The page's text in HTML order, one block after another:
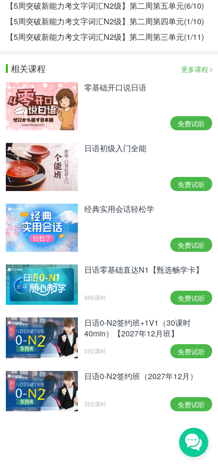
【5周突破新能力考文字词汇N2级】第二周第五单元(6/10)
【5周突破新能力考文字词汇N2级】第二周第四单元(1/10)
【5周突破新能力考文字词汇N2级】第二周第三单元(1/11)
相关课程 更多课程
零基础开口说日语
免费试听
日语初级入门全能
免费试听
经典实用会话轻松学
免费试听
日语零基础直达N1【甄选畅学卡】
866课时 免费试听
日语0-N2签约班+1V1（30课时
40min）【2027年12月班】
392课时 免费试听
日语0-N2签约班（2027年12月）
362课时 免费试听